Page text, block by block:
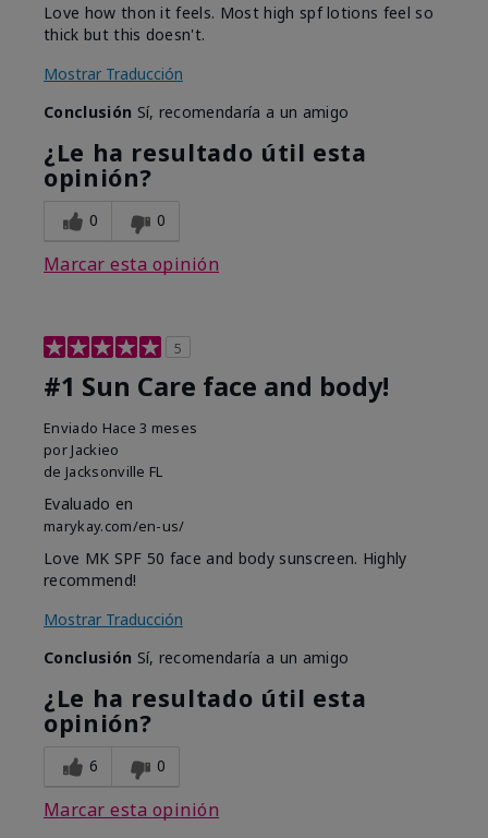
Love how thon it feels. Most high spf lotions feel so
thick but this doesn't.
Mostrar Traducción
Conclusión Sí, recomendaría a un amigo
¿Le ha resultado útil esta
opinión?
0 0
Marcar esta opinión
5
#1 Sun Care face and body!
Enviado Hace 3 meses
por Jackieo
de Jacksonville FL
Evaluado en
marykay.com/en-us/
Love MK SPF 50 face and body sunscreen. Highly
recommend!
Mostrar Traducción
Conclusión Sí, recomendaría a un amigo
¿Le ha resultado útil esta
opinión?
6 0
Marcar esta opinión